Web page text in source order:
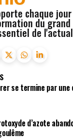
chaque
du grand
de
se termine par
d’azote